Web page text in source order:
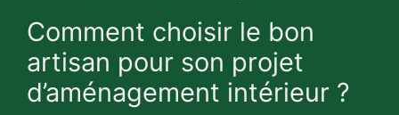
Comment choisir le bon
artisan pour son projet
d’aménagement intérieur ?